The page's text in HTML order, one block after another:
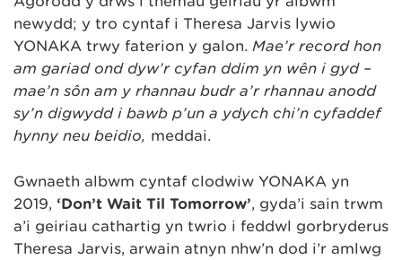
newydd; y tro cyntaf i Theresa Jarvis lywio
YONAKA trwy faterion y galon. Mae’r record hon
am gariad ond dyw’r cyfan ddim yn wên i gyd –
mae’n sôn am y rhannau budr a’r rhannau anodd
sy’n digwydd i bawb p’un a ydych chi’n cyfaddef
hynny neu beidio, meddai.
Gwnaeth albwm cyntaf clodwiw YONAKA yn
2019, ‘Don’t Wait Til Tomorrow’, gyda’i sain trwm
a’i geiriau cathartig yn twrio i feddwl gorbryderus
Theresa Jarvis, arwain atnyn nhw’n dod i’r amlwg